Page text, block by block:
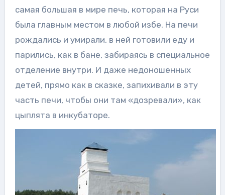
самая большая в мире печь, которая на Руси
была главным местом в любой избе. На печи
рождались и умирали, в ней готовили еду и
парились, как в бане, забираясь в специальное
отделение внутри. И даже недоношенных
детей, прямо как в сказке, запихивали в эту
часть печи, чтобы они там «дозревали», как
цыплята в инкубаторе.